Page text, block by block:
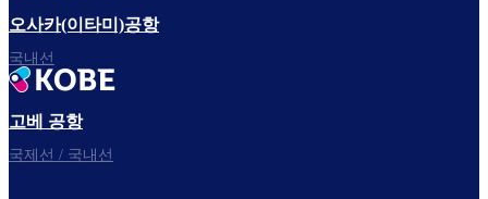
오사카(이타미)공항
국내선
고베 공항
국제선 / 국내선